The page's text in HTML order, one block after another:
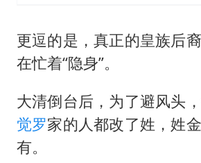
更逗的是，真正的皇族后
在忙着“隐身”。
大清倒台后，为了避风头
觉罗家的人都改了姓，姓
有。